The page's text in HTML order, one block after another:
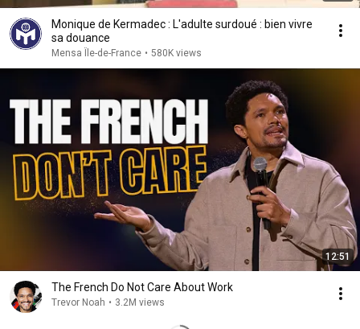
Monique de Kermadec : L'adulte surdoué : bien vivre
sa douance
Mensa Île-de-France • 580K views
12:51
The French Do Not Care About Work
Trevor Noah • 3.2M views